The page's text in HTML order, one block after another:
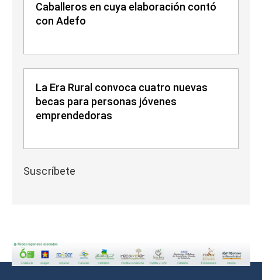
Caballeros en cuya elaboración contó
con Adefo
La Era Rural convoca cuatro nuevas
becas para personas jóvenes
emprendedoras
Suscríbete